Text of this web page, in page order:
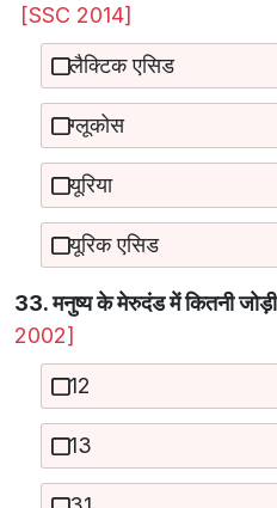
[SSC 2014]
लैक्टिक एसिड
ग्लूकोस
यूरिया
यूरिक एसिड
33. मनुष्य के मेरुदंड में कितनी
2002]
12
13